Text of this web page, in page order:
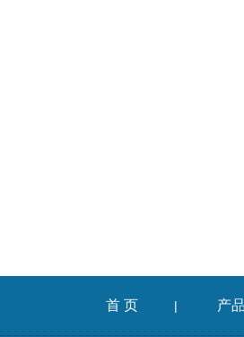
首 页 | 产